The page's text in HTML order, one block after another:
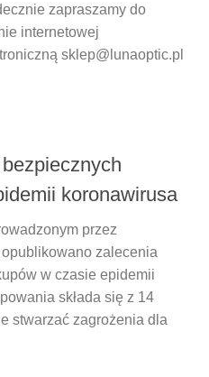
zapraszamy do
internetowej
sklep@lunaoptic.pl
koronawirusa
przez
zalecenia
w czasie epidemii
składa się z 14
stwarzać zagrożenia dla